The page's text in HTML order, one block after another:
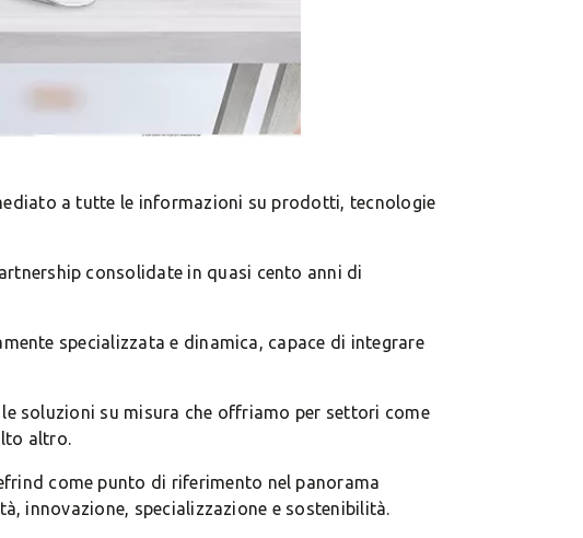
a tutte le informazioni su prodotti, tecnologie
consolidate in quasi cento anni di
specializzata e dinamica, capace di integrare
soluzioni su misura che offriamo per settori come
altro.
come punto di riferimento nel panorama
innovazione, specializzazione e sostenibilità.